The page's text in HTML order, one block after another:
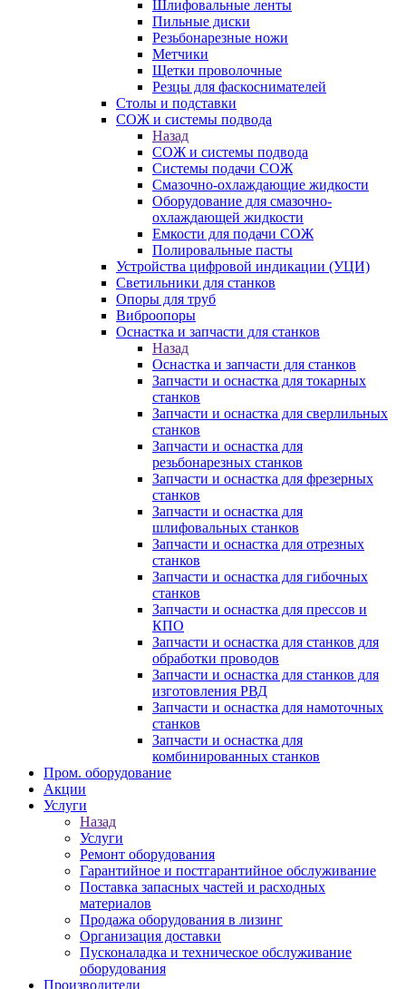
Шлифовальные ленты
Пильные диски
Резьбонарезные ножи
Метчики
Щетки проволочные
Резцы для фаскоснимателей
Столы и подставки
СОЖ и системы подвода
Назад
СОЖ и системы подвода
Системы подачи СОЖ
Смазочно-охлаждающие жидкости
Оборудование для смазочно-
охлаждающей жидкости
Емкости для подачи СОЖ
Полировальные пасты
Устройства цифровой индикации (УЦИ)
Светильники для станков
Опоры для труб
Виброопоры
Оснастка и запчасти для станков
Назад
Оснастка и запчасти для станков
Запчасти и оснастка для токарных
станков
Запчасти и оснастка для сверлильных
станков
Запчасти и оснастка для
резьбонарезных станков
Запчасти и оснастка для фрезерных
станков
Запчасти и оснастка для
шлифовальных станков
Запчасти и оснастка для отрезных
станков
Запчасти и оснастка для гибочных
станков
Запчасти и оснастка для прессов и
КПО
Запчасти и оснастка для станков для
обработки проводов
Запчасти и оснастка для станков для
изготовления РВД
Запчасти и оснастка для намоточных
станков
Запчасти и оснастка для
комбинированных станков
Пром. оборудование
Акции
Услуги
Назад
Услуги
Ремонт оборудования
Гарантийное и постгарантийное обслуживание
Поставка запасных частей и расходных
материалов
Продажа оборудования в лизинг
Организация доставки
Пусконаладка и техническое обслуживание
оборудования
Производители